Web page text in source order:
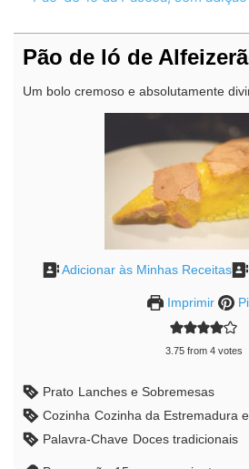
Pão de ló de
Um bolo cremoso e absolutamente
Adicionar às Minhas Receitas
Imprimir
3.75from 4votes
Prato Lanches e Sobremesas
Cozinha Cozinha da Estremadura
Palavra-Chave Doces tradicionais